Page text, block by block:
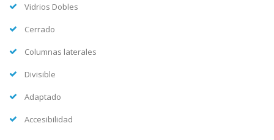
Vidrios Dobles
Cerrado
Columnas laterales
Divisible
Adaptado
Accesibilidad